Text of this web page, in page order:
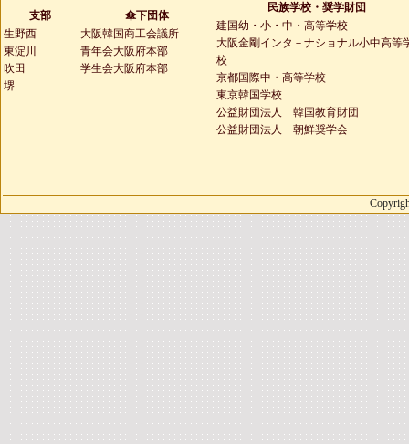
支部
生野西
東淀川
吹田
堺
傘下団体
大阪韓国商工会議所
青年会大阪府本部
学生会大阪府本部
民族学校・奨学財団
建国幼・小・中・高等学校
大阪金剛インタ－ナショナル小中高等
校
京都国際中・高等学校
東京韓国学校
公益財団法人 韓国教育財団
公益財団法人 朝鮮奨学会